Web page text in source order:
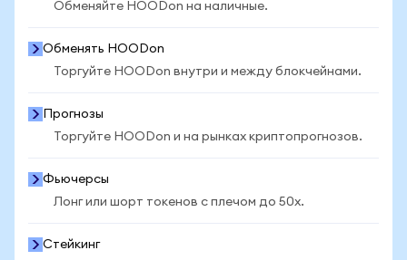
Обменяйте HOODon на наличные.
Обменять HOODon
Торгуйте HOODon внутри и между блокчейнами.
Прогнозы
Торгуйте HOODon и на рынках криптопрогнозов.
Фьючерсы
Лонг или шорт токенов с плечом до 50x.
Стейкинг